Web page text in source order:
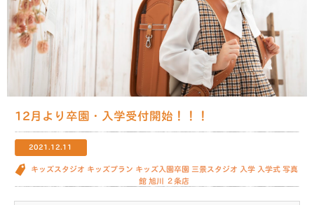
12月より卒園・入学受付開始！！！
2021.12.11
キッズスタジオ キッズプラン キッズ入園卒園 三景スタジオ 入学 入学式 写真
館 旭川 ２条店